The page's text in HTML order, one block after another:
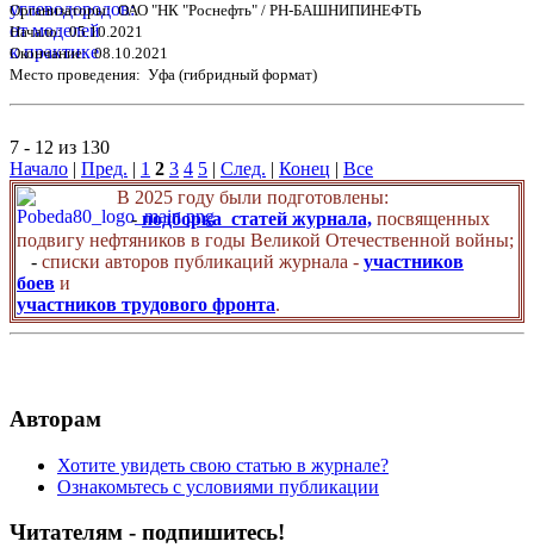
Организаторы: ОАО "НК "Роснефть" / РН-БАШНИПИНЕФТЬ
Начало: 05.10.2021
Окончание: 08.10.2021
Место проведения: Уфа (гибридный формат)
7 - 12 из 130
Начало | Пред. | 1 2 3 4 5 | След. | Конец | Все
В 2025 году были подготовлены:
- подборка статей журнала, посвященных
подвигу нефтяников в годы Великой Отечественной войны;
- списки авторов публикаций журнала - участников
боев и
участников трудового фронта.
Авторам
Хотите увидеть свою статью в журнале?
Ознакомьтесь с условиями публикации
Читателям - подпишитесь!